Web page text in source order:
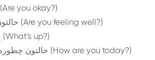
خوبین؟ (Are you okay?)
حالتون خوبه؟ (Are you feeling well?)
چه خبر؟ (What's up?)
حالتون چطوره امروز؟ (How are you today?)